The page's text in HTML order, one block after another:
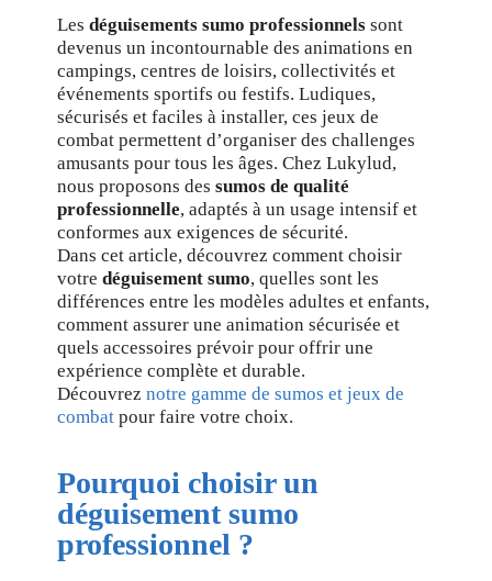
Lesdéguisements sumo professionnels sont
devenus un incontournable des animations en
campings, centres de loisirs, collectivités et
événements sportifs ou festifs. Ludiques,
sécurisés et faciles à installer, ces jeux de
combat permettent d’organiser des challenges
amusants pour tous les âges. Chez Lukylud,
nous proposons dessumos de qualité
professionnelle, adaptés à un usage intensif et
conformes aux exigences de sécurité.
Dans cet article, découvrez comment choisir
votredéguisement sumo, quelles sont les
différences entre les modèles adultes et enfants,
comment assurer une animation sécurisée et
quels accessoires prévoir pour offrir une
expérience complète et durable.
Découvreznotre gamme de sumos et jeux de
combat pour faire votre choix.
Pourquoi choisir un
déguisement sumo
professionnel ?